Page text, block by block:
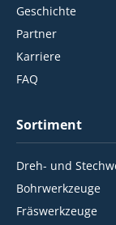
Geschichte
Partner
Karriere
FAQ
Sortiment
Dreh- und
Bohrwerkzeuge
Fräswerkzeuge